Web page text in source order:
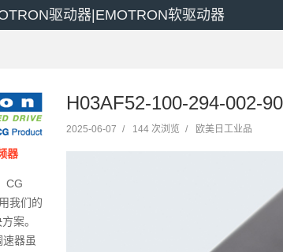
驱动器|EMOTRON软驱动器
器
CG
我们的
案。
器虽
H03AF52-100-294-002-
2025-06-07 / 144 次浏览 / 欧美日工业品